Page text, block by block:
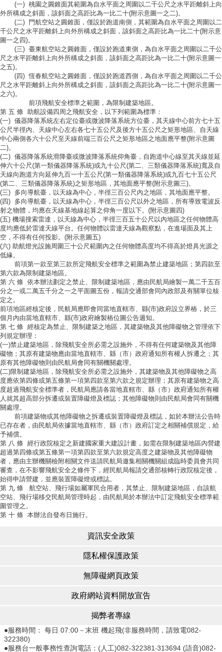
(一) 桃園之圓錐面其範圍為自水平面之周圍以二千公尺之水平距離斜上向
外所構成之斜面，該斜面之高距比為一比二十(附示意圖一之二)。
(二) 門航空站之圓錐面，僅設於跑道南側，其範圍為自水平面之周圍以二
千公尺之水平距離斜上向外所構成之斜面，該斜面之高距比為一比二十(附示意
圖一之四)。
(三) 臺東航空站之圓錐面，僅設於跑道東側，為自水平面之周圍以二千公
尺之水平距離斜上向外所構成之斜面，該斜面之高距比為一比二十(附示意圖一
之五)。
(四) 恆春航空站之圓錐面，僅設於跑道西側，為自水平面之周圍以二千公
尺之水平距離斜上向外所構成之斜面，該斜面之高距比為一比二十(附示意圖一
之六)。
前項飛航安全標準之範圍，為限制建築地區。
第 五 條 助航設備四周之飛航安全，以下列範圍為標準：
(一) 儀器降落系統左右定位臺或微波降落系統方位臺，其天線中心前方七十五
公尺半徑內、天線中心左右各七十五公尺及後方十五公尺之矩形地區、自天線
中心兩側各六十公尺至天線前端三百公尺之矩形地區之地面應平整(附示意圖
二)。
(二) 儀器降落系統滑降臺或微波降落系統仰角臺，自跑道中心線至其天線並延
伸六十公尺(第一類儀器降落系統)或九十公尺(第二、三類儀器降落系統)寬及自
天線向跑道方向延伸九百一十五公尺(第一類儀器降落系統)或九百七十五公尺
(第二、三類儀器降落系統)之矩形地區，其地面應平整(附示意圖三)。
(三) 多向導航臺，以天線為中心，半徑三百公尺內之地區，其地面應平整。
(四) 多向導航臺，以天線為中心，半徑三百公尺以外之地區，所有導致電波反
射之物體，均應在天線基地線起算之仰角一度以下。(附示意圖四)
(五) 機場搜索雷達，以天線為中心，半徑三百五十公尺以內地區之任何物體高
度均應低於雷達天線平台。任何物體以雷達天線為觀察點，在進場面及其上
空，不得有任何投影。(附示意圖五)
(六) 助航燈光設施周圍三十公尺範圍內之任何物體高度均不得高於燈具光源之
低緣。
前項第一款至第三款所定飛航安全標準之範圍為禁止建築地區；第四款至
第六款為限制建築地區。
第 六 條 依本辦法劃定之禁止、限制建築地區，應由民航局繪製一萬二千五百
分之一或二萬五千分之一之平面圖五份，報請交通部會同內政部及有關單位核
定之。
前項地區經核定後，民航局應即會同當地直轄市、縣(市)政府設立界樁，於三
個月內由當地直轄市、縣(市)政府繪製樁位圖公告週知。
第 七 條 經核定為禁止、限制建築之地區，其建築物及其他障礙物之管理依下
列規定辦理：
(一)禁止建築地區，除飛航安全所必需之設施外，不得有任何建築物及其他障
礙物；其原有建築物應由當地直轄市、縣（市）政府通知所有權人拆遷之；其
原有其他障礙物則由民航局會同有關機關處理。
(二)限制建築地區，除飛航安全所必需之設施外，其建築物及其他障礙物之高
度應依第四條或第五條第一項第四款至第六款之規定辦理；其原有建築物之高
度超過飛航安全標準者，民航局應請各當地直轄市、縣（市）政府通知所有權
人就其超高部分拆遷或裝置障礙燈及標誌；其他障礙物則由民航局會同有關機
關處理。
前項建築物或其他障礙物之拆遷或裝置障礙燈及標誌，如於本辦法公告時
已存在者，由民航局依據當地直轄市、縣（市）政府訂定之相關補償規定，給
予補償。
第 八 條 經行政院核定之新建國家重大建設計畫，如需在限制建築地區內營建
超過第四條或第五條第一項第四款至第六款規定高度之建築物及其他障礙物
者，應由主辦機關檢附相關文件送請民航局邀集相關機關組成臨時委員會共同
審查，在不影響飛航安全之條件下，經民航局報請交通部核轉行政院核定後，
始得申請營建，並應裝置障礙燈或標誌。
第 九 條
航空站、飛行場如屬軍民合用者，其禁止、限制建築地區，自該航
空站、飛行場移交民航局管理時起，由民航局於本辦法中訂定飛航安全標準範
圍管理之。
第 十 條 本辦法自發布日施行。
資訊安全政策
隱私權保護政策
無障礙網頁政策
政府網站資料開放宣告
揭弊者專線
●服務時間： 每日 07:00－末班 機起飛(非服務時間，請致電082-
322380)
●服務台一般事務性查詢電話：(人工)082-322381‧313694 (語音)082-